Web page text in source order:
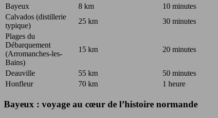
Bayeux
8 km
10 minutes
Calvados (distillerie
typique)
25 km
30 minutes
Plages du
Débarquement
(Arromanches-les-
Bains)
15 km 20 minutes
Deauville 55 km
50 minutes
Honfleur
70 km 1 heure
Bayeux : voyage au cœur de l’histoire normande